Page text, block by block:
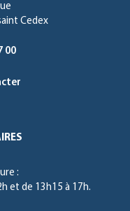
Cedex
00
:
et de 13h15 à 17h.